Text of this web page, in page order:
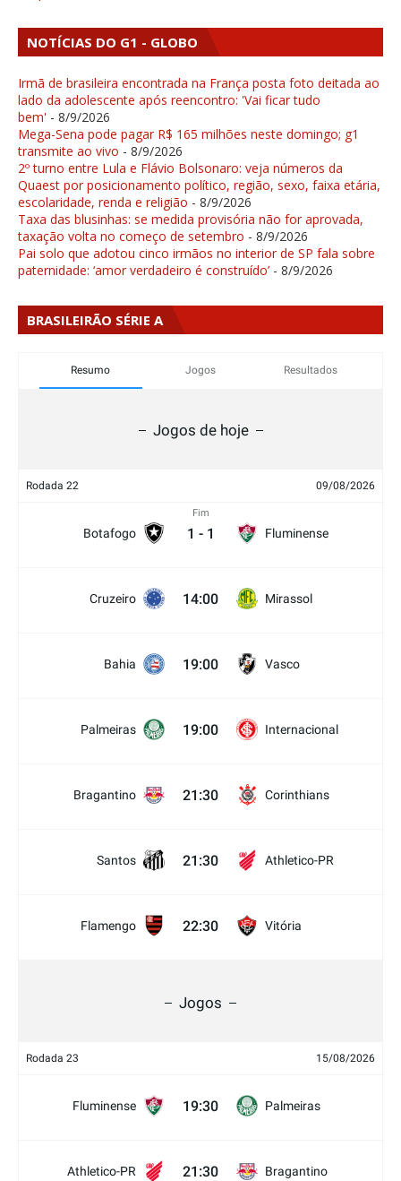
NOTÍCIAS DO G1 - GLOBO
Irmã de brasileira encontrada na França posta foto deitada ao
lado da adolescente após reencontro: 'Vai ficar tudo
bem' - 8/9/2026
Mega-Sena pode pagar R$ 165 milhões neste domingo; g1
transmite ao vivo - 8/9/2026
2º turno entre Lula e Flávio Bolsonaro: veja números da
Quaest por posicionamento político, região, sexo, faixa etária,
escolaridade, renda e religião - 8/9/2026
Taxa das blusinhas: se medida provisória não for aprovada,
taxação volta no começo de setembro - 8/9/2026
Pai solo que adotou cinco irmãos no interior de SP fala sobre
paternidade: ‘amor verdadeiro é construído’ - 8/9/2026
BRASILEIRÃO SÉRIE A
Resumo Jogos Resultados
Jogos de hoje
Rodada 22 09/08/2026
Botafogo
Fim
1 - 1 Fluminense
Cruzeiro 14:00 Mirassol
Bahia 19:00 Vasco
Palmeiras 19:00 Internacional
Bragantino 21:30 Corinthians
Santos 21:30 Athletico-PR
Flamengo 22:30 Vitória
Jogos
Rodada 23 15/08/2026
Fluminense 19:30 Palmeiras
Athletico-PR 21:30 Bragantino